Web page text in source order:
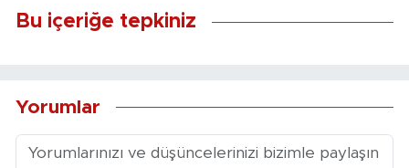
Bu içeriğe tepkiniz
Yorumlar